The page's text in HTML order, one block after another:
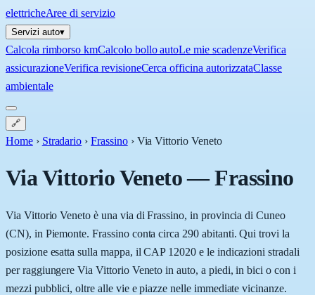
elettricheAree di servizio
Servizi auto▾
Calcola rimborso kmCalcolo bollo autoLe mie scadenzeVerifica
assicurazioneVerifica revisioneCerca officina autorizzataClasse
ambientale
🔗
Home › Stradario › Frassino › Via Vittorio Veneto
Via Vittorio Veneto—Frassino
Via Vittorio Veneto è una via di Frassino, in provincia di Cuneo
(CN), in Piemonte. Frassino conta circa 290 abitanti. Qui trovi la
posizione esatta sulla mappa, il CAP 12020 e le indicazioni stradali
per raggiungere Via Vittorio Veneto in auto, a piedi, in bici o con i
mezzi pubblici, oltre alle vie e piazze nelle immediate vicinanze.